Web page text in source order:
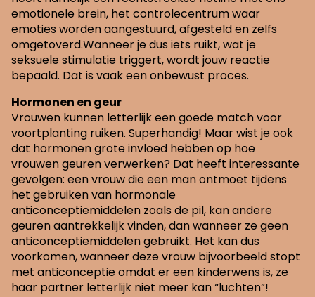
emotionele brein, het controlecentrum waar
emoties worden aangestuurd, afgesteld en zelfs
omgetoverd.Wanneer je dus iets ruikt, wat je
seksuele stimulatie triggert, wordt jouw reactie
bepaald. Dat is vaak een onbewust proces.
Hormonen en geur
Vrouwen kunnen letterlijk een goede match voor
voortplanting ruiken. Superhandig! Maar wist je ook
dat hormonen grote invloed hebben op hoe
vrouwen geuren verwerken? Dat heeft interessante
gevolgen: een vrouw die een man ontmoet tijdens
het gebruiken van hormonale
anticonceptiemiddelen zoals de pil, kan andere
geuren aantrekkelijk vinden, dan wanneer ze geen
anticonceptiemiddelen gebruikt. Het kan dus
voorkomen, wanneer deze vrouw bijvoorbeeld stopt
met anticonceptie omdat er een kinderwens is, ze
haar partner letterlijk niet meer kan “luchten”!